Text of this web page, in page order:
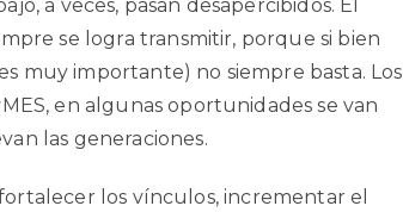
a veces, pasan desapercibidos. El
se logra transmitir, porque si bien
muy importante) no siempre basta. Los
en algunas oportunidades se van
las generaciones.
los vínculos, incrementar el